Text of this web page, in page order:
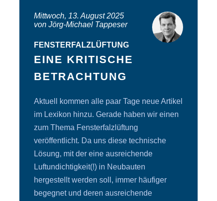
Mittwoch, 13. August 2025
von Jörg-Michael Tappeser
FENSTERFALZLÜFTUNG
EINE KRITISCHE
BETRACHTUNG
Aktuell kommen alle paar Tage neue Artikel
im Lexikon hinzu. Gerade haben wir einen
zum Thema Fensterfalzlüftung
veröffentlicht. Da uns diese technische
Lösung, mit der eine ausreichende
Luftundichtigkeit(!) in Neubauten
hergestellt werden soll, immer häufiger
begegnet und deren ausreichende